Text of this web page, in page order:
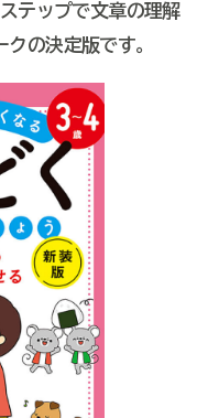
テップで文章の理解
の決定版です。